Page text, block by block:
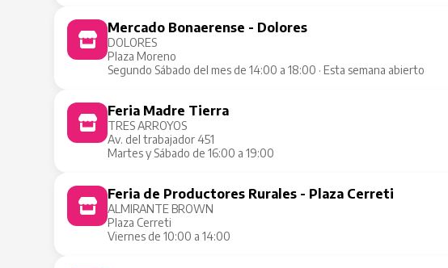
Mercado Bonaerense - Dolores
DOLORES
Plaza Moreno
Segundo Sábado del mes de 14:00 a 18:00 · Esta semana abierto
Feria Madre Tierra
TRES ARROYOS
Av. del trabajador 451
Martes y Sábado de 16:00 a 19:00
Feria de Productores Rurales - Plaza Cerreti
ALMIRANTE BROWN
Plaza Cerreti
Viernes de 10:00 a 14:00